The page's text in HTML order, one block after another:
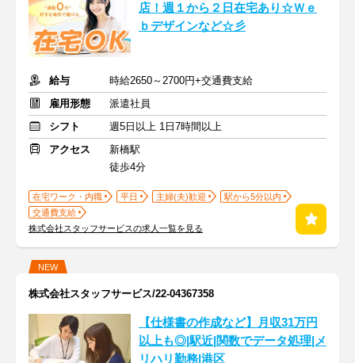
店！週１から２日在宅あり☆Ｗｅ
ｂデザインなど☆彡
給与
時給2650～2700円+交通費支給
雇用形態
派遣社員
シフト
週5日以上 1日7時間以上
アクセス
新橋駅
徒歩4分
在宅ワーク・内職 平日 主婦(夫)歓迎
駅から5分以内
交通費支給
株式会社スタッフサービスの求人一覧を見る
NEW
株式会社スタッフサービス/22-04367358
【仕様書の作成など】月収31万円
以上も◎|駅近|関数でデータ処理|メ
リハリ勤務|港区